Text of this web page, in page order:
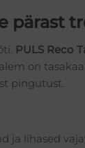
pärast
PULS Reco
on
pingutust.
ja lihased